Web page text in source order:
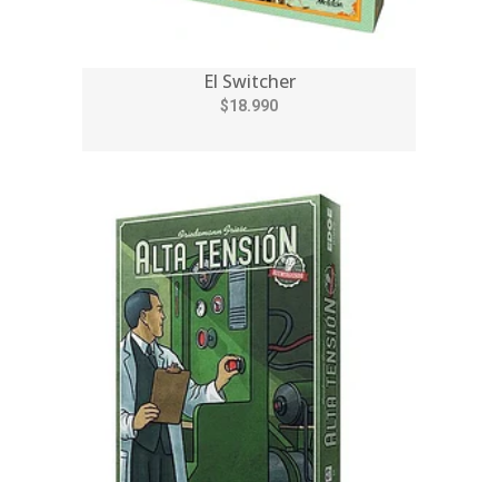
El Switcher
$18.990